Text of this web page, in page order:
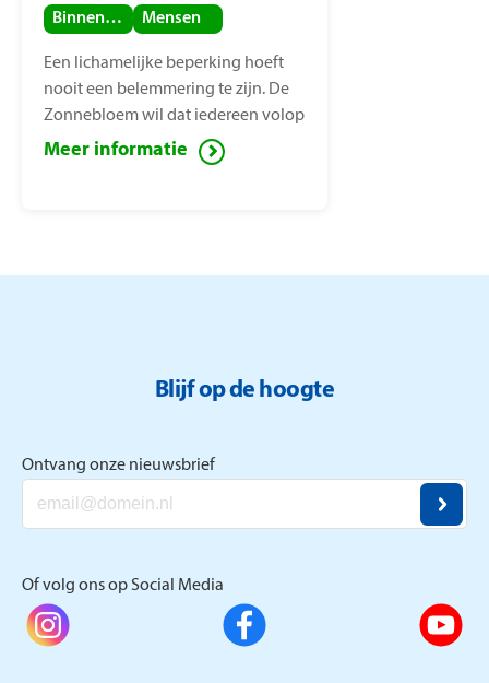
Binnenland Mensen
Een lichamelijke beperking hoeft
nooit een belemmering te zijn. De
Zonnebloem wil dat iedereen volop
van het leven kan genieten, ook
mensen met een lichamelijke
Meer informatie
Blijf op de hoogte
Ontvang onze nieuwsbrief
Of volg ons op Social Media